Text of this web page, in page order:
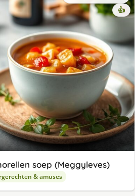
👍
soep (Meggyleves)
& amuses